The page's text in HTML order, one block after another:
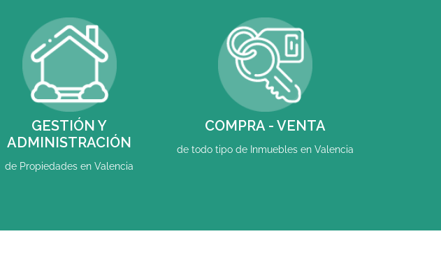
GESTIÓN Y
ADMINISTRACIÓN
de Propiedades en Valencia
COMPRA - VENTA
de todo tipo de Inmuebles en Valencia